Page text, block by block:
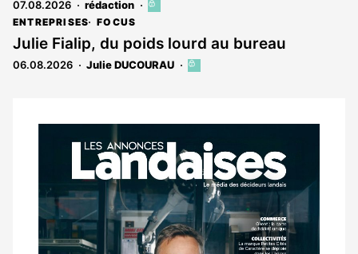
07.08.2026 rédaction
Cet
est
réservé
aux
ENTREPRISES FOCUS
Julie Fialip, du poids lourd au bureau
06.08.2026 Julie DUCOURAU
Cet
aux
abonnés
Notre
dernier
magazine